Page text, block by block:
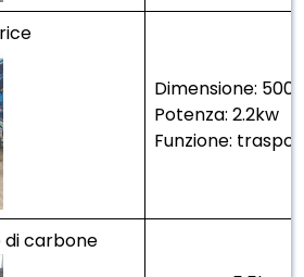
Dimensione:
Potenza: 2.2kw
Funzione:
di carbone